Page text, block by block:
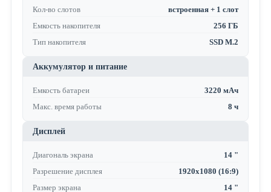
Кол-во слотов
встроенная + 1 слот
Емкость накопителя
256 ГБ
Тип накопителя
SSD M.2
Аккумулятор и питание
Емкость батареи
3220 мАч
Макс. время работы
8 ч
Дисплей
Диагональ экрана
14 "
Разрешение дисплея
1920x1080 (16:9)
Размер экрана
14 "